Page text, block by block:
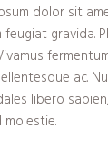
dolor sit
feugiat gravida.
ac.
libero